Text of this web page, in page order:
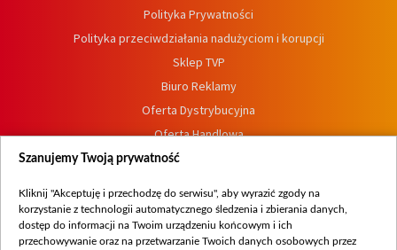
Polityka Prywatności
Polityka przeciwdziałania nadużyciom i korupcji
Sklep TVP
Biuro Reklamy
Oferta Dystrybucyjna
Oferta Handlowa
Dostępność
Procedura zgłoszeń wewnętrznych
Szanujemy Twoją prywatność
Kliknij "Akceptuję i przechodzę do serwisu", aby wyrazić zgody na
korzystanie z technologii automatycznego śledzenia i zbierania danych,
dostęp do informacji na Twoim urządzeniu końcowym i ich
przechowywanie oraz na przetwarzanie Twoich danych osobowych przez